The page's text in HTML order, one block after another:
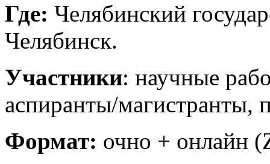
Где: Челябинский
Челябинск.
Участники: научные
аспиранты/магистранты,
Формат: очно + онлайн